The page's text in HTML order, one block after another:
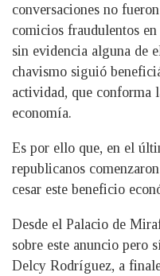
conversaciones no
comicios fraudulentos
sin evidencia alguna de
chavismo siguió
actividad, que conforma
economía.
Es por ello que, en el
republicanos
cesar este beneficio
Desde el Palacio de
sobre este anuncio pero
Delcy Rodríguez, a